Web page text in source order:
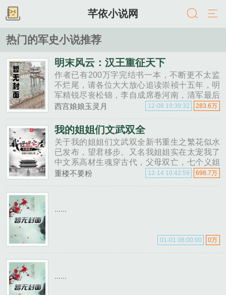
芊依小说网
热门的军史小说推荐
明末风云：汉王重征天下
作者已有200万字完结书一本，不断更不太监
不烂尾，请各位大大放心追读崇祯十五年，明
军精锐尽丧松锦，李自成席卷河南，清军最后
一次入关劫掠。明失其鹿，天下共逐之。国势
辅。......
西宫娘娘玉灵月 283.6万
12-08 19:39:32
我的姐姐们文武双全
关于我的姐姐们文武双全新书重生之繁花似水
已发布，望君移步。又名我姐姐实在太宠我了
中文系高材生魂穿古代，父母双亡，七个义姐
流落在外，而仇人却是当今王爷！文能纸笔书
重楼不要粉 698.7万
12-14 10:42:59
......
0万
01-01 08:00:00
......